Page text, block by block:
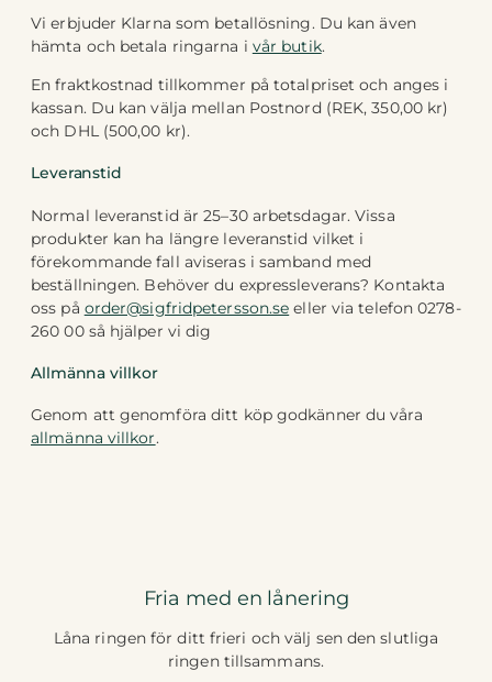
Vi erbjuder Klarna som betallösning. Du kan även
hämta och betala ringarna i vår butik.
En fraktkostnad tillkommer på totalpriset och anges i
kassan. Du kan välja mellan Postnord (REK, 350,00 kr)
och DHL (500,00 kr).
Leveranstid
Normal leveranstid är 25–30 arbetsdagar. Vissa
produkter kan ha längre leveranstid vilket i
förekommande fall aviseras i samband med
beställningen. Behöver du expressleverans? Kontakta
oss på order@sigfridpetersson.se eller via telefon 0278-
260 00 så hjälper vi dig
Allmänna villkor
Genom att genomföra ditt köp godkänner du våra
allmänna villkor.
Fria med en lånering
Låna ringen för ditt frieri och välj sen den slutliga
ringen tillsammans.